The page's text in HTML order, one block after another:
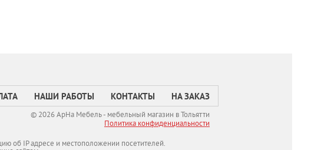
НАШИ РАБОТЫ КОНТАКТЫ НА ЗАКАЗ
© 2026 АрНа Мебель - мебельный магазин в Тольятти
Политикa конфиденциальности
об IP адресе и местоположении посетителей.